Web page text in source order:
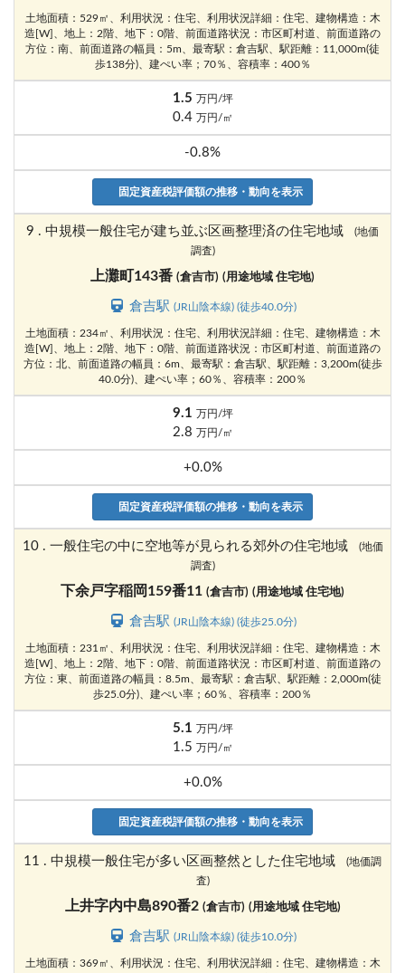
土地面積：529㎡、利用状況：住宅、利用状況詳細：住宅、建物構造：木
造[W]、地上：2階、地下：0階、前面道路状況：市区町村道、前面道路の
方位：南、前面道路の幅員：5m、最寄駅：倉吉駅、駅距離：11,000m(徒
歩138分)、建ぺい率；70％、容積率：400％
1.5 万円/坪
0.4 万円/㎡
-0.8%
固定資産税評価額の推移・動向を表示
9 . 中規模一般住宅が建ち並ぶ区画整理済の住宅地域
(地価
調査)
上灘町143番 (倉吉市) (用途地域 住宅地)
倉吉駅(JR山陰本線) (徒歩40.0分)
土地面積：234㎡、利用状況：住宅、利用状況詳細：住宅、建物構造：木
造[W]、地上：2階、地下：0階、前面道路状況：市区町村道、前面道路の
方位：北、前面道路の幅員：6m、最寄駅：倉吉駅、駅距離：3,200m(徒歩
40.0分)、建ぺい率；60％、容積率：200％
9.1 万円/坪
2.8 万円/㎡
+0.0%
固定資産税評価額の推移・動向を表示
10 . 一般住宅の中に空地等が見られる郊外の住宅地域
(地価
調査)
下余戸字稲岡159番11 (倉吉市) (用途地域 住宅地)
倉吉駅(JR山陰本線) (徒歩25.0分)
土地面積：231㎡、利用状況：住宅、利用状況詳細：住宅、建物構造：木
造[W]、地上：2階、地下：0階、前面道路状況：市区町村道、前面道路の
方位：東、前面道路の幅員：8.5m、最寄駅：倉吉駅、駅距離：2,000m(徒
歩25.0分)、建ぺい率；60％、容積率：200％
5.1 万円/坪
1.5 万円/㎡
+0.0%
固定資産税評価額の推移・動向を表示
11 . 中規模一般住宅が多い区画整然とした住宅地域
(地価調
査)
上井字内中島890番2 (倉吉市) (用途地域 住宅地)
倉吉駅(JR山陰本線) (徒歩10.0分)
土地面積：369㎡、利用状況：住宅、利用状況詳細：住宅、建物構造：木